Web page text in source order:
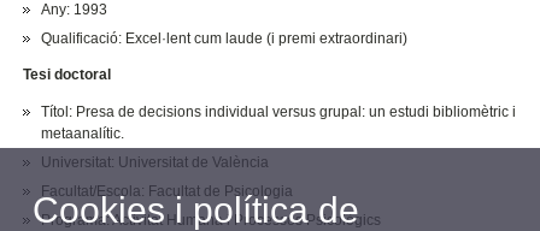
Any: 1993
Qualificació: Excel·lent cum laude (i premi extraordinari)
Tesi doctoral
Títol: Presa de decisions individual versus grupal: un estudi bibliomètric i
metaanalític.
Universitat: Universitat de València
Facultat/Escola: Facultat de Psicologia
Programa: Activitat Humana i Processos Psicològics
Cookies i política de